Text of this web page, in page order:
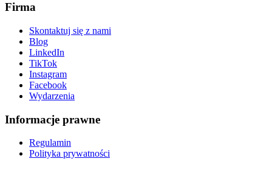
Firma
Skontaktuj się z nami
Blog
LinkedIn
TikTok
Instagram
Facebook
Wydarzenia
Informacje prawne
Regulamin
Polityka prywatności